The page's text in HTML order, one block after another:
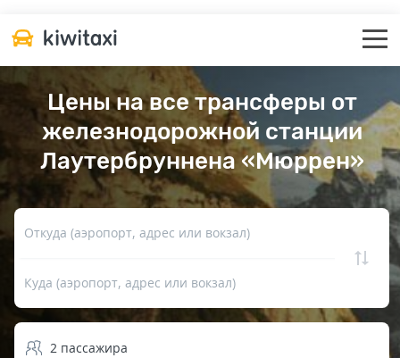
Цены на все трансферы от
железнодорожной станции
Лаутербруннена «Мюррен»
Откуда (аэропорт, адрес или вокзал)
Куда (аэропорт, адрес или вокзал)
2 пассажира